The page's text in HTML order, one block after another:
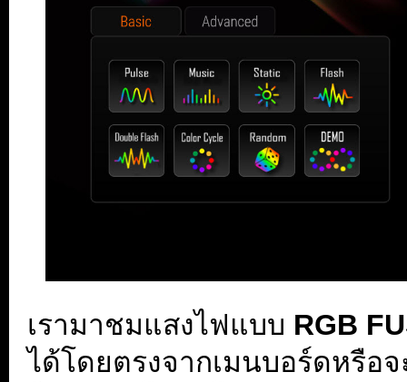
เรามาชมแสงไฟแบบ RGB
ได้โดยตรงจากเมนบอร์ดหรือ